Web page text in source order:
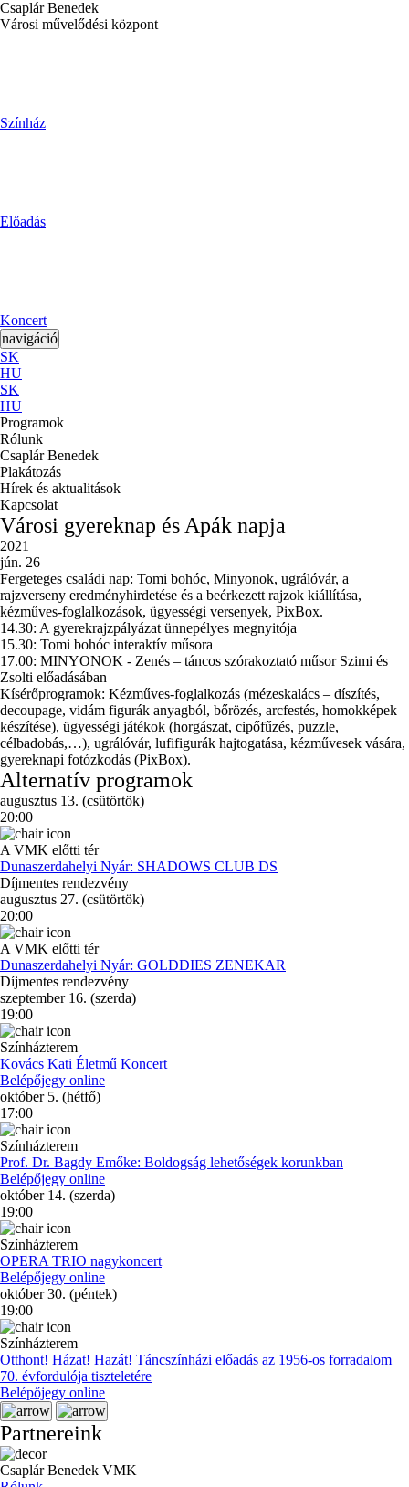
Csaplár Benedek
Városi művelődési központ
Színház
Előadás
Koncert
navigáció
SK
HU
SK
HU
Programok
Rólunk
Csaplár Benedek
Plakátozás
Hírek és aktualitások
Kapcsolat
Városi gyereknap és Apák napja
2021
jún. 26
Fergeteges családi nap: Tomi bohóc, Minyonok, ugrálóvár, a
rajzverseny eredményhirdetése és a beérkezett rajzok kiállítása,
kézműves-foglalkozások, ügyességi versenyek, PixBox.
14.30: A gyerekrajzpályázat ünnepélyes megnyitója
15.30: Tomi bohóc interaktív műsora
17.00: MINYONOK - Zenés – táncos szórakoztató műsor Szimi és
Zsolti előadásában
Kísérőprogramok: Kézműves-foglalkozás (mézeskalács – díszítés,
decoupage, vidám figurák anyagból, bőrözés, arcfestés, homokképek
készítése), ügyességi játékok (horgászat, cipőfűzés, puzzle,
célbadobás,…), ugrálóvár, lufifigurák hajtogatása, kézművesek vására,
gyereknapi fotózkodás (PixBox).
Alternatív programok
augusztus 13. (csütörtök)
20:00
A VMK előtti tér
Dunaszerdahelyi Nyár: SHADOWS CLUB DS
Díjmentes rendezvény
augusztus 27. (csütörtök)
20:00
A VMK előtti tér
Dunaszerdahelyi Nyár: GOLDDIES ZENEKAR
Díjmentes rendezvény
szeptember 16. (szerda)
19:00
Színházterem
Kovács Kati Életmű Koncert
Belépőjegy online
október 5. (hétfő)
17:00
Színházterem
Prof. Dr. Bagdy Emőke: Boldogság lehetőségek korunkban
Belépőjegy online
október 14. (szerda)
19:00
Színházterem
OPERA TRIO nagykoncert
Belépőjegy online
október 30. (péntek)
19:00
Színházterem
Otthont! Házat! Hazát! Táncszínházi előadás az 1956-os forradalom
70. évfordulója tiszteletére
Belépőjegy online
Partnereink
Csaplár Benedek VMK